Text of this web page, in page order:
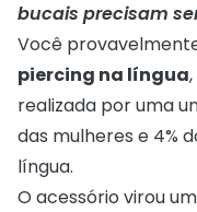
bucais precisam
Você
piercing na língua
realizada por uma
das mulheres e 4%
língua.
O acessório virou